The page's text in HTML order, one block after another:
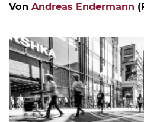
Von Andreas Endermann